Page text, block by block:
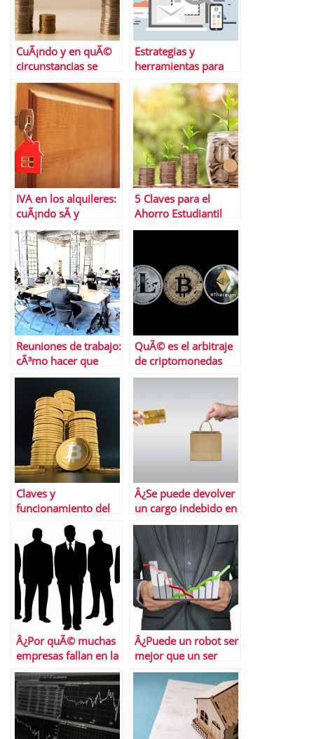
CuÃ¡ndo y en quÃ©
circunstancias se
puede realizar la
permuta inmobiliaria
Estrategias y
herramientas para
hacer tu empresa
mÃ¡s rentable
IVA en los alquileres:
cuÃ¡ndo sÃ­ y
cuÃ¡ndo no
5 Claves para el
Ahorro Estudiantil
Reuniones de trabajo:
cÃ³mo hacer que
sean todo un Ã©xito
QuÃ© es el arbitraje
de criptomonedas
Claves y
funcionamiento del
criptomonedas
Â¿Se puede devolver
un cargo indebido en
la tarjeta de dÃ©bito
o crÃ©dito?
Â¿Por quÃ© muchas
empresas fallan en la
gestiÃ³n del grupo?
Â¿Puede un robot ser
mejor que un ser
humano para invertir
dinero?